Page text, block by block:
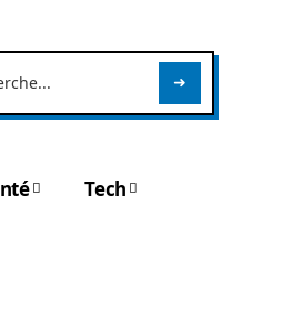
Tech